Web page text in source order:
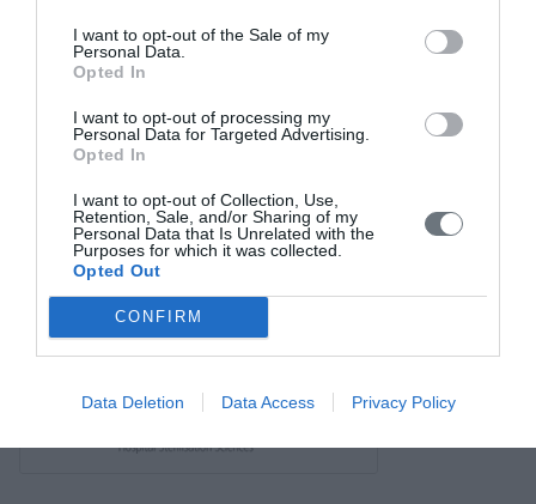
I want to opt-out of the Sale of my
Personal Data.
Opted In
I want to opt-out of processing my
Personal Data for Targeted Advertising.
Opted In
I want to opt-out of Collection, Use,
Retention, Sale, and/or Sharing of my
Personal Data that Is Unrelated with the
Purposes for which it was collected.
Opted Out
CONFIRM
Data Deletion Data Access Privacy Policy
Επικοινωνία